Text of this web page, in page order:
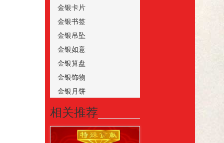
金银卡片
金银书签
金银吊坠
金银如意
金银算盘
金银饰物
金银月饼
相关推荐